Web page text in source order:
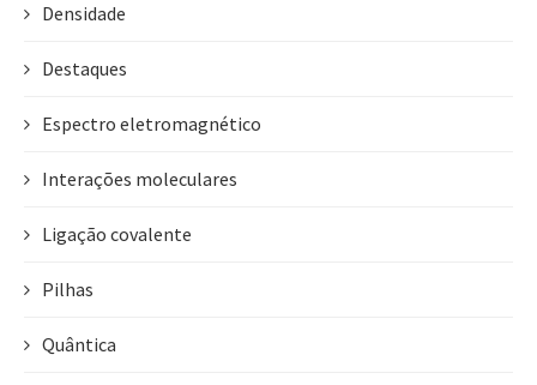
Densidade
Destaques
Espectro eletromagnético
Interações moleculares
Ligação covalente
Pilhas
Quântica